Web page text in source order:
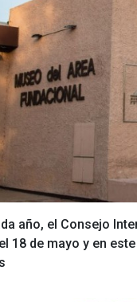
año, el Consejo
18 de mayo y en